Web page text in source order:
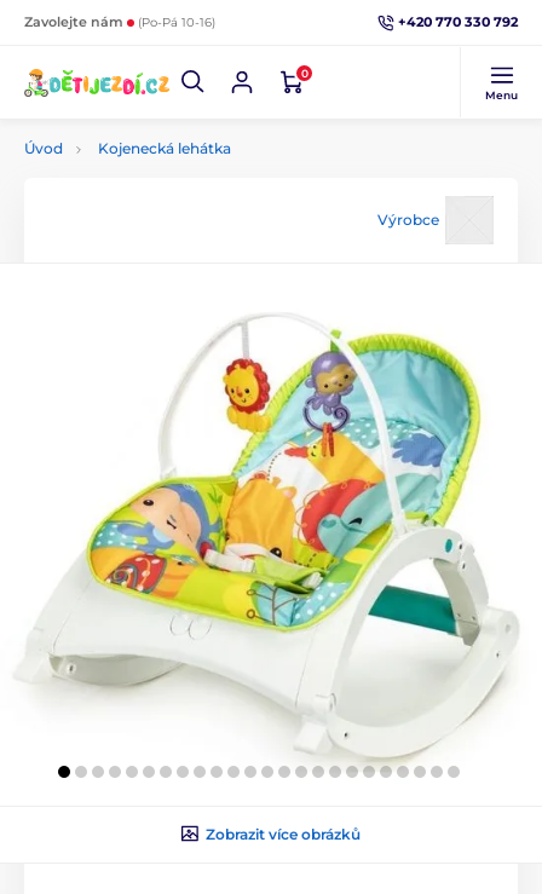
Zavolejte nám (Po-Pá 10-16) +420 770 330 792
0
Menu
Úvod Kojenecká lehátka
Výrobce
Zobrazit více obrázků